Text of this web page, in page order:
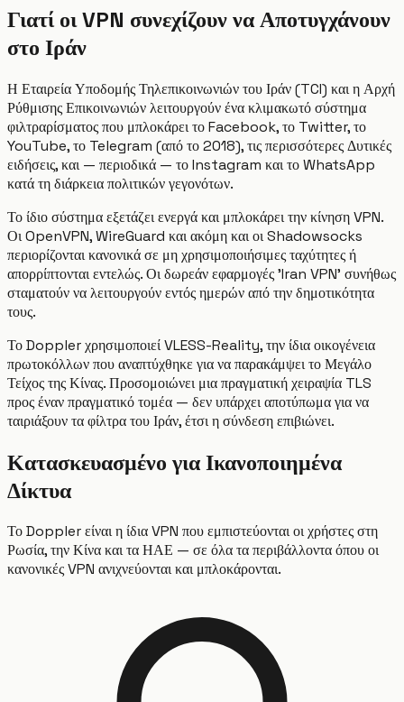
Γιατί οι VPN συνεχίζουν να Αποτυγχάνουν
στο Ιράν
Η Εταιρεία Υποδομής Τηλεπικοινωνιών του Ιράν (TCI) και η Αρχή
Ρύθμισης Επικοινωνιών λειτουργούν ένα κλιμακωτό σύστημα
φιλτραρίσματος που μπλοκάρει το Facebook, το Twitter, το
YouTube, το Telegram (από το 2018), τις περισσότερες Δυτικές
ειδήσεις, και — περιοδικά — το Instagram και το WhatsApp
κατά τη διάρκεια πολιτικών γεγονότων.
Το ίδιο σύστημα εξετάζει ενεργά και μπλοκάρει την κίνηση VPN.
Οι OpenVPN, WireGuard και ακόμη και οι Shadowsocks
περιορίζονται κανονικά σε μη χρησιμοποιήσιμες ταχύτητες ή
απορρίπτονται εντελώς. Οι δωρεάν εφαρμογές 'Iran VPN' συνήθως
σταματούν να λειτουργούν εντός ημερών από την δημοτικότητα
τους.
Το Doppler χρησιμοποιεί VLESS-Reality, την ίδια οικογένεια
πρωτοκόλλων που αναπτύχθηκε για να παρακάμψει το Μεγάλο
Τείχος της Κίνας. Προσομοιώνει μια πραγματική χειραψία TLS
προς έναν πραγματικό τομέα — δεν υπάρχει αποτύπωμα για να
ταιριάξουν τα φίλτρα του Ιράν, έτσι η σύνδεση επιβιώνει.
Κατασκευασμένο για Ικανοποιημένα
Δίκτυα
Το Doppler είναι η ίδια VPN που εμπιστεύονται οι χρήστες στη
Ρωσία, την Κίνα και τα ΗΑΕ — σε όλα τα περιβάλλοντα όπου οι
κανονικές VPN ανιχνεύονται και μπλοκάρονται.